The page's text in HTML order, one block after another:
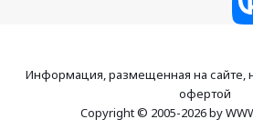
Информация, размещенная на сайте,
офертой
Copyright © 2005-2026 by